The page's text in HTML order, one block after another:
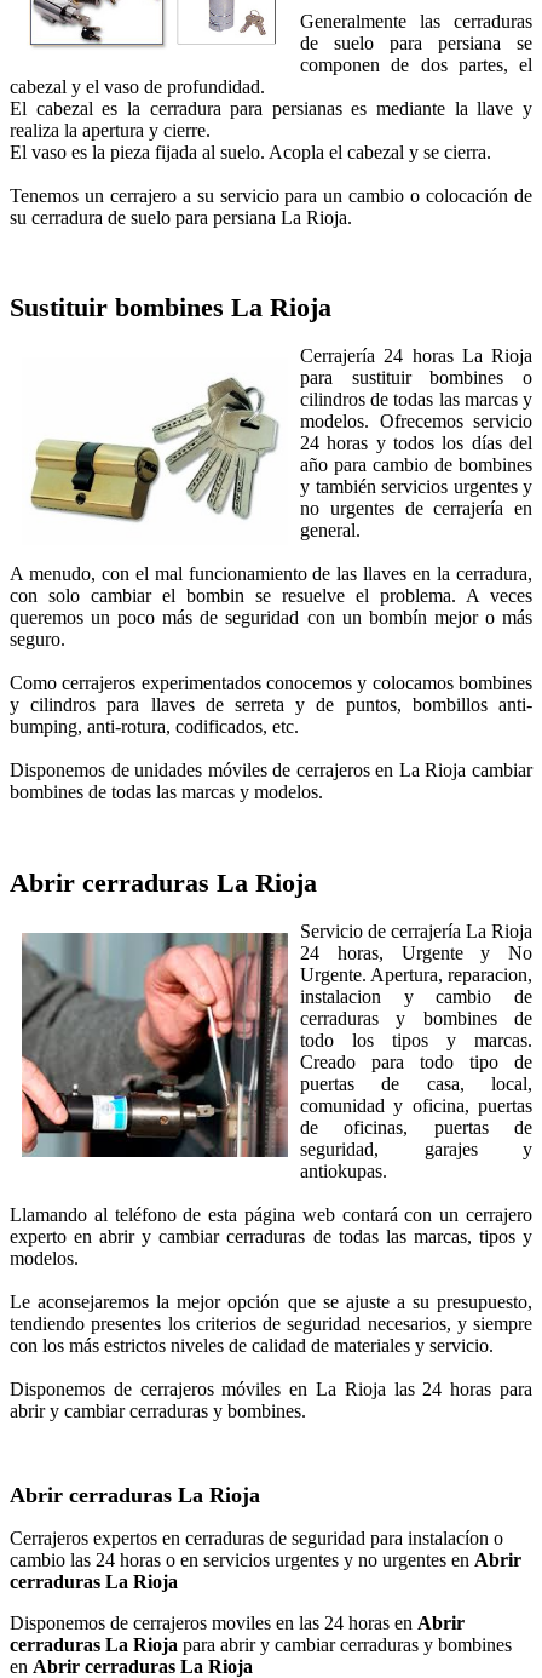
Generalmente las cerraduras
de suelo para persiana se
componen de dos partes, el
cabezal y el vaso de profundidad.
El cabezal es la cerradura para persianas es mediante la llave y
realiza la apertura y cierre.
El vaso es la pieza fijada al suelo. Acopla el cabezal y se cierra.
Tenemos un cerrajero a su servicio para un cambio o colocación de
su cerradura de suelo para persiana La Rioja.
Sustituir bombines La Rioja
Cerrajería 24 horas La Rioja
para sustituir bombines o
cilindros de todas las marcas y
modelos. Ofrecemos servicio
24 horas y todos los días del
año para cambio de bombines
y también servicios urgentes y
no urgentes de cerrajería en
general.
A menudo, con el mal funcionamiento de las llaves en la cerradura,
con solo cambiar el bombin se resuelve el problema. A veces
queremos un poco más de seguridad con un bombín mejor o más
seguro.
Como cerrajeros experimentados conocemos y colocamos bombines
y cilindros para llaves de serreta y de puntos, bombillos anti-
bumping, anti-rotura, codificados, etc.
Disponemos de unidades móviles de cerrajeros en La Rioja cambiar
bombines de todas las marcas y modelos.
Abrir cerraduras La Rioja
Servicio de cerrajería La Rioja
24 horas, Urgente y No
Urgente. Apertura, reparacion,
instalacion y cambio de
cerraduras y bombines de
todo los tipos y marcas.
Creado para todo tipo de
puertas de casa, local,
comunidad y oficina, puertas
de oficinas, puertas de
seguridad, garajes y
antiokupas.
Llamando al teléfono de esta página web contará con un cerrajero
experto en abrir y cambiar cerraduras de todas las marcas, tipos y
modelos.
Le aconsejaremos la mejor opción que se ajuste a su presupuesto,
tendiendo presentes los criterios de seguridad necesarios, y siempre
con los más estrictos niveles de calidad de materiales y servicio.
Disponemos de cerrajeros móviles en La Rioja las 24 horas para
abrir y cambiar cerraduras y bombines.
Abrir cerraduras La Rioja
Cerrajeros expertos en cerraduras de seguridad para instalacíon o
cambio las 24 horas o en servicios urgentes y no urgentes en Abrir
cerraduras La Rioja
Disponemos de cerrajeros moviles en las 24 horas en Abrir
cerraduras La Rioja para abrir y cambiar cerraduras y bombines
en Abrir cerraduras La Rioja